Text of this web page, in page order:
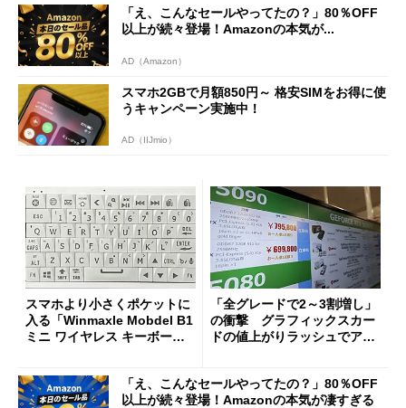
「え、こんなセールやってたの？」80％OFF
以上が続々登場！Amazonの本気が...
AD（Amazon）
スマホ2GBで月額850円～ 格安SIMをお得に使
うキャンペーン実施中！
AD（IIJmio）
スマホより小さくポケットに
入る「Winmaxle Mobdel B1
ミニ ワイヤレス キーボー
「全グレードで2～3割増し」
の衝撃 グラフィックスカー
ドの値上がりラッシュでアキ
「え、こんなセールやってたの？」80％OFF
以上が続々登場！Amazonの本気が凄すぎる